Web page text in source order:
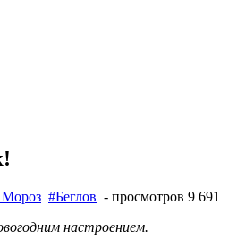
#Беглов - просмотров 9 691
настроением.